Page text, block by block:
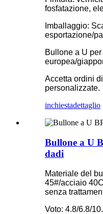
fosfatazione,
Imballaggio:
esportazione/
Bullone a U
europea/
Accetta ordini
personalizzate.
inchiestadettaglio
Bullone a U
dadi
Materiale del
45#/acciaio
senza
Voto: 4.8/6.8/